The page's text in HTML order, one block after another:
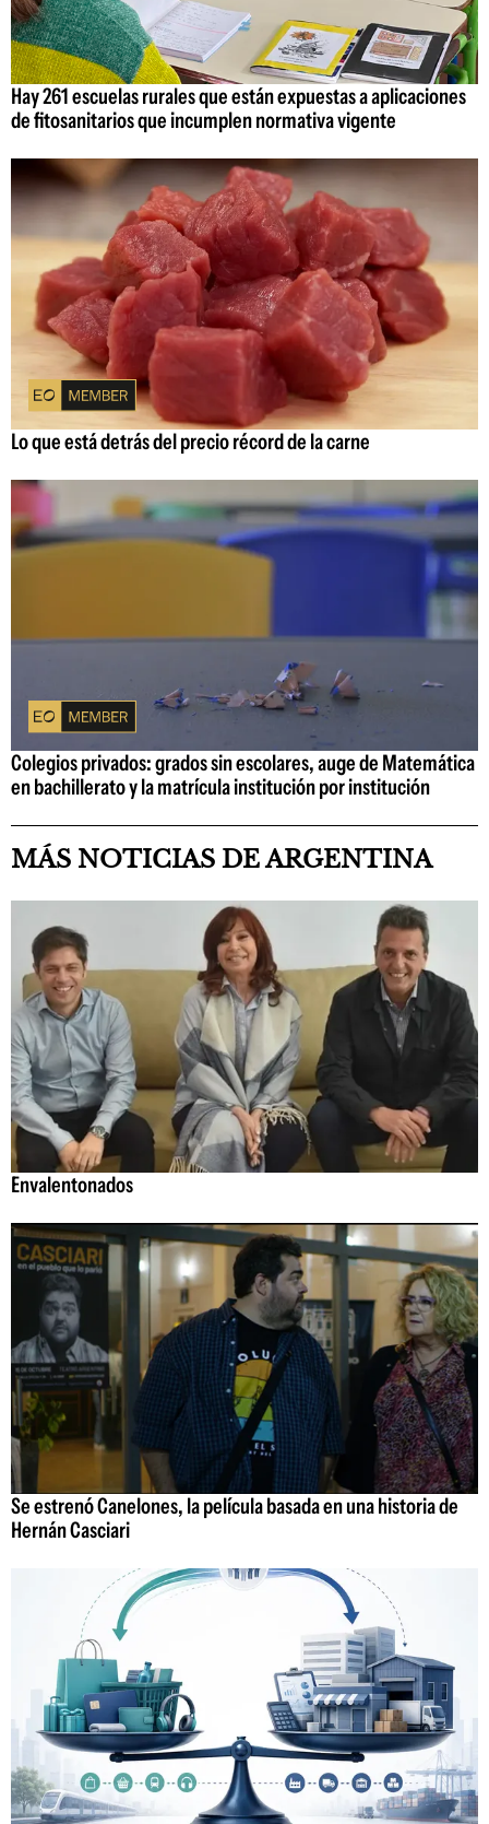
Hay 261 escuelas rurales que están expuestas a aplicaciones
de fitosanitarios que incumplen normativa vigente
Lo que está detrás del precio récord de la carne
Colegios privados: grados sin escolares, auge de Matemática
en bachillerato y la matrícula institución por institución
MÁS NOTICIAS DE ARGENTINA
Envalentonados
Se estrenó Canelones, la película basada en una historia de
Hernán Casciari